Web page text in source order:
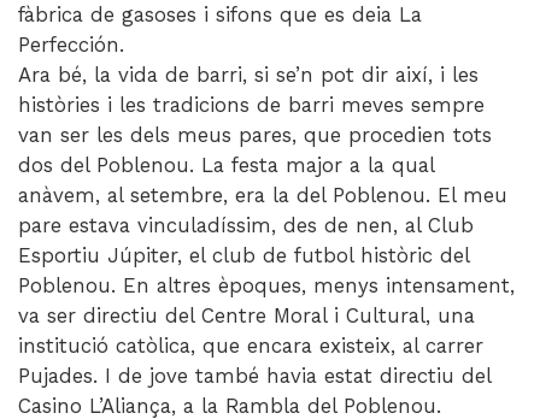
fàbrica de gasoses i sifons que es deia La
Perfección.
Ara bé, la vida de barri, si se’n pot dir així, i les
històries i les tradicions de barri meves sempre
van ser les dels meus pares, que procedien tots
dos del Poblenou. La festa major a la qual
anàvem, al setembre, era la del Poblenou. El meu
pare estava vinculadíssim, des de nen, al Club
Esportiu Júpiter, el club de futbol històric del
Poblenou. En altres èpoques, menys intensament,
va ser directiu del Centre Moral i Cultural, una
institució catòlica, que encara existeix, al carrer
Pujades. I de jove també havia estat directiu del
Casino L’Aliança, a la Rambla del Poblenou.